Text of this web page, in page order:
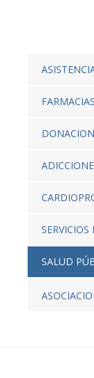
FARMACIAS
SERVICIOS
SALUD